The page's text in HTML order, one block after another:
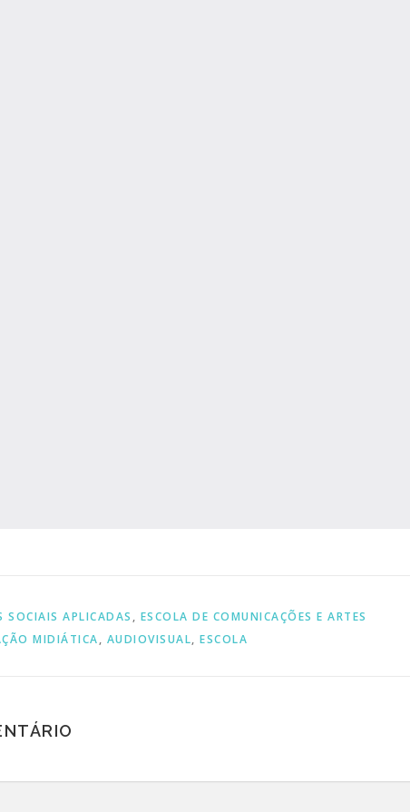
SOCIAIS APLICADAS , ESCOLA DE COMUNICAÇÕES E ARTES
MIDIÁTICA, AUDIOVISUAL, ESCOLA